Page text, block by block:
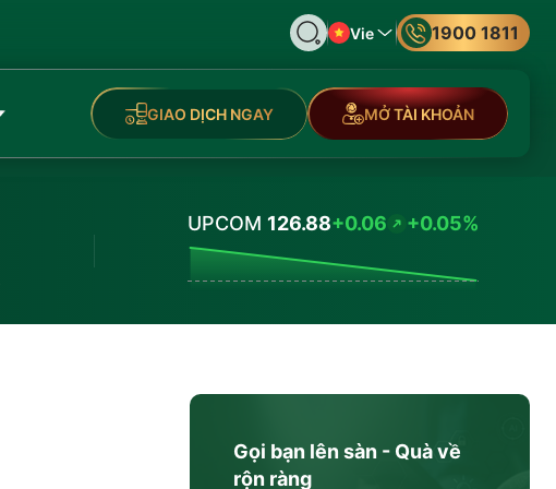
Vie 1900 1811
GIAO DỊCH NGAY MỞ TÀI KHOẢN
UPCOM 126.88+0.06 +0.05%
Gọi bạn lên sàn - Quà về
rộn ràng